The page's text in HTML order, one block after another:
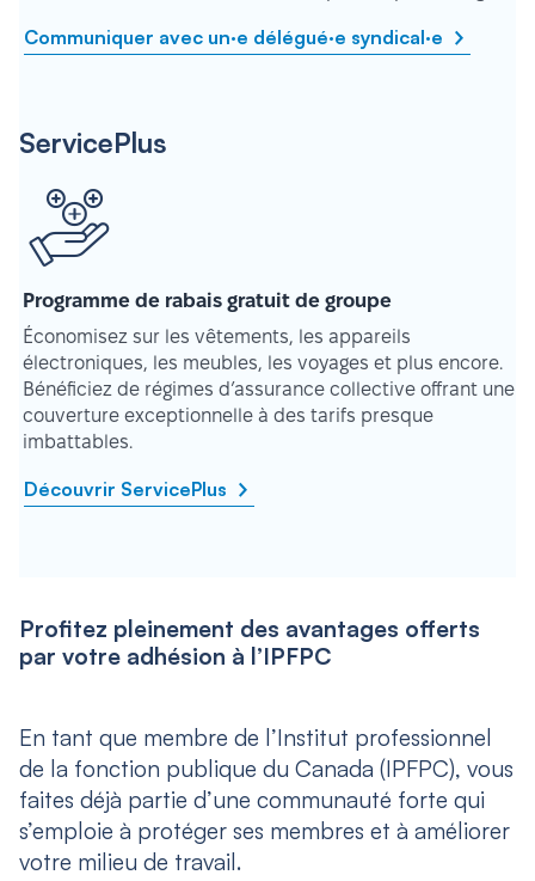
Communiquer avec un·e délégué·e syndical·e
ServicePlus
Programme de rabais gratuit de groupe
Économisez sur les vêtements, les appareils
électroniques, les meubles, les voyages et plus encore.
Bénéficiez de régimes d’assurance collective offrant une
couverture exceptionnelle à des tarifs presque
imbattables.
Découvrir ServicePlus
Profitez pleinement des avantages offerts
par votre adhésion à l’IPFPC
En tant que membre de l’Institut professionnel
de la fonction publique du Canada (IPFPC), vous
faites déjà partie d’une communauté forte qui
s’emploie à protéger ses membres et à améliorer
votre milieu de travail.